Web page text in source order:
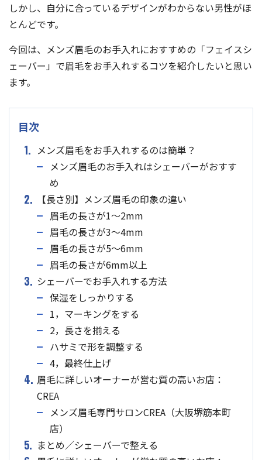
受付時間 12：00～21：00（不定休）
しかし、自分に合っているデザインがわからない男性がほ
とんどです。
今回は、メンズ眉毛のお手入れにおすすめの「フェイスシ
ェーバー」で眉毛をお手入れするコツを紹介したいと思い
ます。
目次
1. メンズ眉毛をお手入れするのは簡単？
メンズ眉毛のお手入れはシェーバーがおすす
め
2.
【長さ別】メンズ眉毛の印象の違い
眉毛の長さが1〜2mm
眉毛の長さが3〜4mm
眉毛の長さが5〜6mm
眉毛の長さが6mm以上
3. シェーバーでお手入れする方法
保湿をしっかりする
1，マーキングをする
2，長さを揃える
ハサミで形を調整する
4，最終仕上げ
4. 眉毛に詳しいオーナーが営む質の高いお店：
CREA
メンズ眉毛専門サロンCREA（大阪堺筋本町
店）
5. まとめ／シェーバーで整える